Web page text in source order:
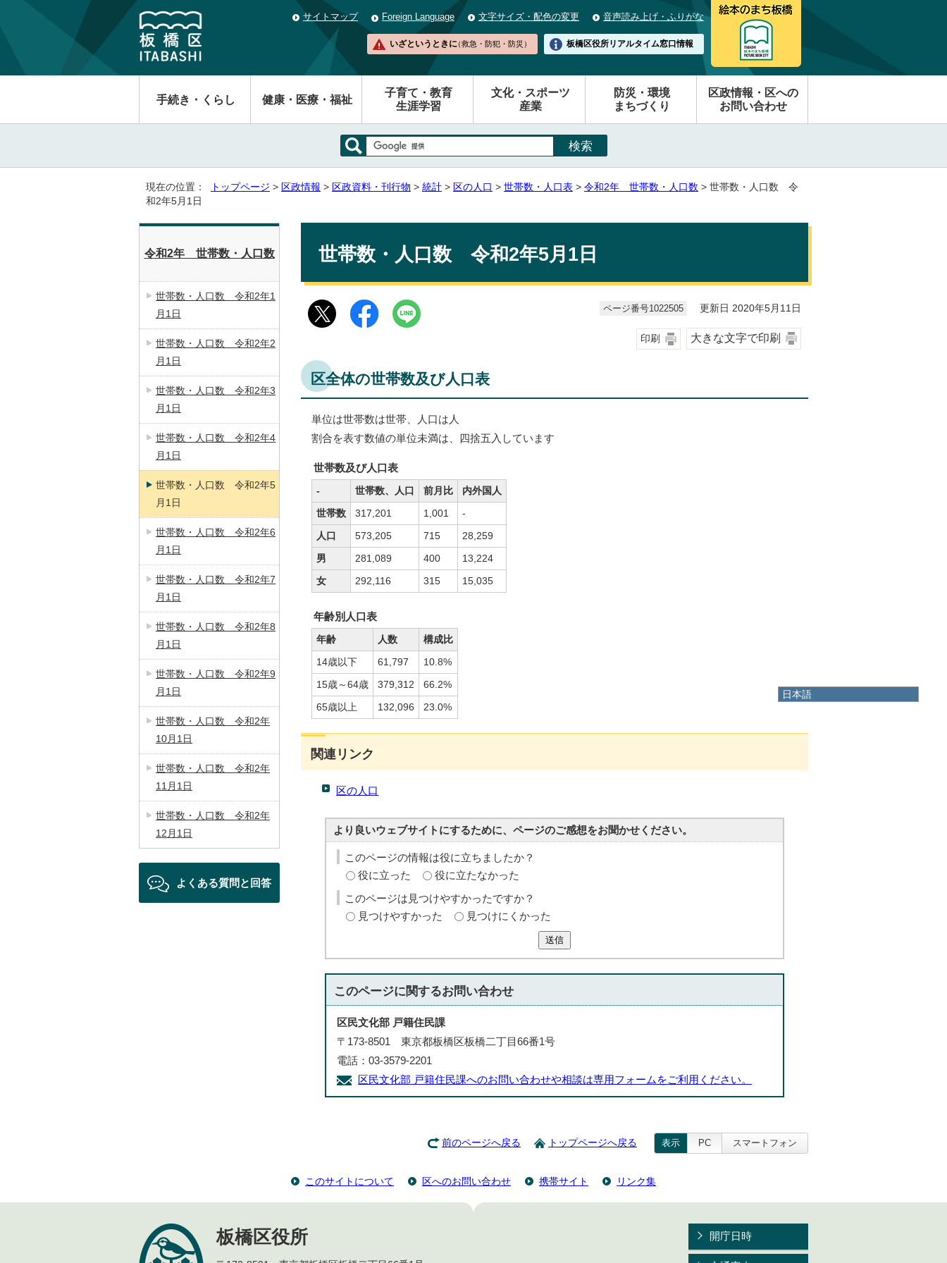
サイトマップ Foreign Language 文字サイズ・配色の変更 音声読み上げ・ふりがな
いざというときに（救急・防犯・防災） 板橋区役所リアルタイム窓口情報
日本語
繁體中文
手続き・くらし 健康・医療・福祉
子育て・教育
生涯学習
文化・スポーツ
産業
防災・環境
まちづくり
区政情報・区への
お問い合わせ
現在の位置： トップページ > 区政情報 > 区政資料・刊行物 > 統計 > 区の人口 > 世帯数・人口表 > 令和2年 世帯数・人口数 > 世帯数・人口数 令
和2年5月1日
世帯数・人口数 令和2年5月1日
ページ番号1022505 更新日 2020年5月11日
印刷 大きな文字で印刷
区全体の世帯数及び人口表
単位は世帯数は世帯、人口は人
割合を表す数値の単位未満は、四捨五入しています
世帯数及び人口表
- 世帯数、人口 前月比
内外国人
世帯数
317,201 1,001
-
人口
573,205 715
28,259
男
281,089 400
13,224
女
292,116 315 15,035
年齢別人口表
年齢 人数
構成比
14歳以下
61,797
10.8%
15歳～64歳
379,312
66.2%
65歳以上
132,096 23.0%
関連リンク
区の人口
より良いウェブサイトにするために、ページのご感想をお聞かせください。
このページの情報は役に立ちましたか？
役に立った
役に立たなかった
このページは見つけやすかったですか？
見つけやすかった
見つけにくかった
送信
このページに関するお問い合わせ
区民文化部 戸籍住民課
〒173-8501 東京都板橋区板橋二丁目66番1号
電話：03-3579-2201
区民文化部 戸籍住民課へのお問い合わせや相談は専用フォームをご利用ください。
令和2年 世帯数・人口数
世帯数・人口数 令和2年1
月1日
世帯数・人口数 令和2年2
月1日
世帯数・人口数 令和2年3
月1日
世帯数・人口数 令和2年4
月1日
世帯数・人口数 令和2年5
月1日
世帯数・人口数 令和2年6
月1日
世帯数・人口数 令和2年7
月1日
世帯数・人口数 令和2年8
月1日
世帯数・人口数 令和2年9
月1日
世帯数・人口数 令和2年
10月1日
世帯数・人口数 令和2年
11月1日
世帯数・人口数 令和2年
12月1日
よくある質問と回答
前のページへ戻る トップページへ戻る 表示 PC スマートフォン
このサイトについて 区へのお問い合わせ 携帯サイト リンク集
板橋区役所 開庁日時